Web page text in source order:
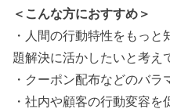
＜こんな方におすすめ＞
・人間の行動特性をもっ
題解決に活かしたいと考え
・クーポン配布などのバ
・社内や顧客の行動変容